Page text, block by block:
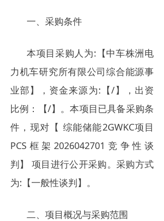
一、采购条件
本项目采购人为:【中车株洲电
力机车研究所有限公司综合能源事
业部】，资金来源为:【/】，出资
比例：【/】。本项目已具备采购条
件，现对【 综能储能2GWKC项目
PCS框架2026042701竞争性谈
判】 项目进行公开采购。采购方式
为:【一般性谈判】。
二、项目概况与采购范围